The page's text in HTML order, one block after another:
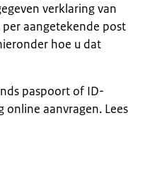
verklaring van
aangetekende post
hoe u dat
paspoort of ID-
online aanvragen. Lees